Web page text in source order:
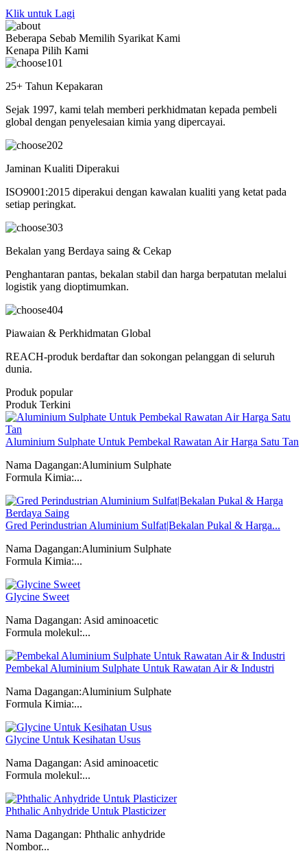
Klik untuk Lagi
Beberapa Sebab Memilih Syarikat Kami
Kenapa Pilih Kami
01
25+ Tahun Kepakaran
Sejak 1997, kami telah memberi perkhidmatan kepada pembeli
global dengan penyelesaian kimia yang dipercayai.
02
Jaminan Kualiti Diperakui
ISO9001:2015 diperakui dengan kawalan kualiti yang ketat pada
setiap peringkat.
03
Bekalan yang Berdaya saing & Cekap
Penghantaran pantas, bekalan stabil dan harga berpatutan melalui
logistik yang dioptimumkan.
04
Piawaian & Perkhidmatan Global
REACH-produk berdaftar dan sokongan pelanggan di seluruh
dunia.
Produk popular
Produk Terkini
Aluminium Sulphate Untuk Pembekal Rawatan Air Harga Satu Tan
Nama Dagangan:Aluminium Sulphate
Formula Kimia:...
Gred Perindustrian Aluminium Sulfat|Bekalan Pukal & Harga...
Nama Dagangan:Aluminium Sulphate
Formula Kimia:...
Glycine Sweet
Nama Dagangan: Asid aminoacetic
Formula molekul:...
Pembekal Aluminium Sulphate Untuk Rawatan Air & Industri
Nama Dagangan:Aluminium Sulphate
Formula Kimia:...
Glycine Untuk Kesihatan Usus
Nama Dagangan: Asid aminoacetic
Formula molekul:...
Phthalic Anhydride Untuk Plasticizer
Nama Dagangan: Phthalic anhydride
Nombor...